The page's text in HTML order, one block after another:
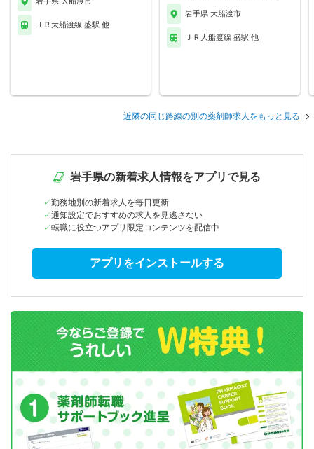
ＪＲ大船渡線 盛駅 他
岩手県 大船渡市
ＪＲ大船渡線 盛駅 他
近隣の同じ路線の別の薬剤師求人をもっと見る
岩手県の新着求人情報をアプリで見る
勤務地別の新着求人を毎日更新
通知設定でおすすめの求人を見逃さない
転職に役立つアプリ限定コンテンツを配信中
アプリをインストールする